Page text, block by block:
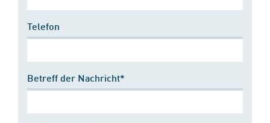
Telefon
Betreff der Nachricht*